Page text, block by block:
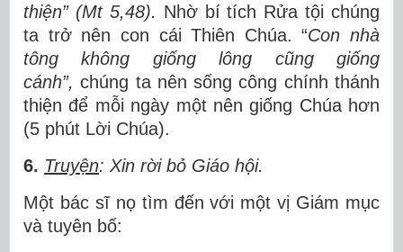
thiện” (Mt 5,48). Nhờ bí tích Rửa tội chúng
ta trở nên con cái Thiên Chúa. “Con nhà
tông không giống lông cũng giống
cánh”, chúng ta nên sống công chính thánh
thiện để mỗi ngày một nên giống Chúa hơn
(5 phút Lời Chúa).
6. Truyện: Xin rời bỏ Giáo hội.
Một bác sĩ nọ tìm đến với một vị Giám mục
và tuyên bố: